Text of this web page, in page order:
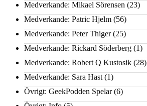
Medverkande: Mikael Sörensen (23)
Medverkande: Patric Hjelm (56)
Medverkande: Peter Thiger(25)
Medverkande: Rickard Söderberg (1)
Medverkande: Robert Q Kustosik (28)
Medverkande: Sara Hast (1)
Övrigt: GeekPodden Spelar(6)